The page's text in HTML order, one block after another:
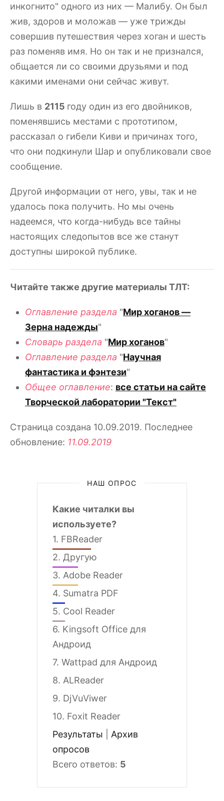
инкогнито" одного из них — Малибу. Он был
жив, здоров и моложав — уже трижды
совершив путешествия через хоган и шесть
раз поменяв имя. Но он так и не признался,
общается ли со своими друзьями и под
какими именами они сейчас живут.
Лишь в 2115 году один из его двойников,
поменявшись местами с прототипом,
рассказал о гибели Киви и причинах того,
что они подкинули Шар и опубликовали свое
сообщение.
Другой информации от него, увы, так и не
удалось пока получить. Но мы очень
надеемся, что когда-нибудь все тайны
настоящих следопытов все же станут
доступны широкой публике.
Читайте также другие материалы ТЛТ:
Оглавление раздела "Мир хоганов —
Зерна надежды"
Словарь раздела "Мир хоганов"
Оглавление раздела "Научная
фантастика и фэнтези"
Общее оглавление: все статьи на сайте
Творческой лаборатории "Текст"
Страница создана 10.09.2019. Последнее
обновление: 11.09.2019
НАШ ОПРОС
Какие читалки вы
используете?
1. FBReader
2. Другую
3. Adobe Reader
4. Sumatra PDF
5. Cool Reader
6. Kingsoft Office для
Андроид
7. Wattpad для Андроид
8. ALReader
9. DjVuViwer
10. Foxit Reader
Результаты
Архив
опросов
Всего ответов: 5